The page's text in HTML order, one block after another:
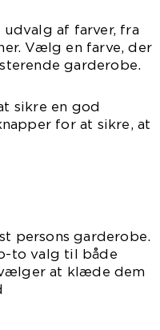
af farver, fra
Vælg en farve, der
garderobe.
sikre en god
for at sikre, at
persons garderobe.
to valg til både
at klæde dem